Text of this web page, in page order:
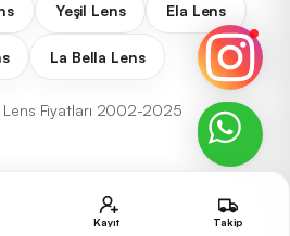
Yeşil Lens Ela Lens
La Bella Lens
Fiyatları 2002-2025
Kayıt Takip